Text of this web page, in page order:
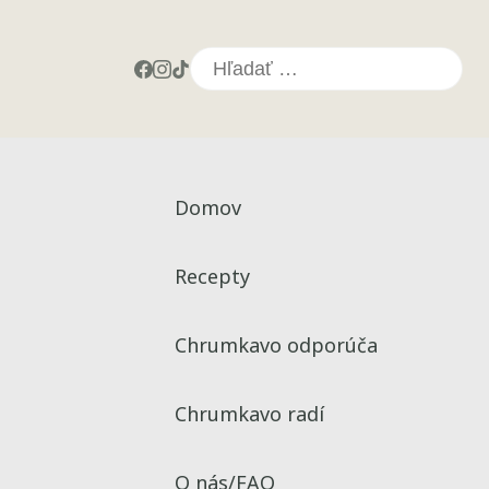
Hľadať:
Domov
Recepty
Chrumkavo odporúča
Chrumkavo radí
O nás/FAQ